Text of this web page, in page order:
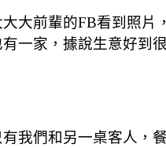
大前輩的FB看到照
一家，據說生意好到
我們和另一桌客人，